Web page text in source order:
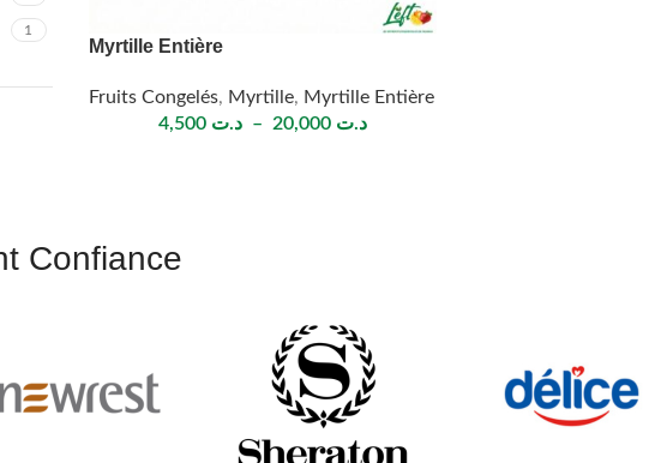
1
Myrtille Entière
Fruits Congelés, Myrtille, Myrtille Entière
د.ت 4,500 – د.ت 20,000
Confiance